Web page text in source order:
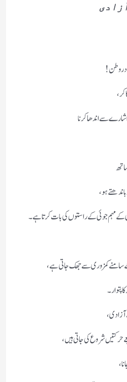
وطن!
سے اندھا کرنا
ہو،
کے مہم جوئی کے راستوں کی بات کرتا ہے۔
سامنے کمزوری سے جھک جاتی ہے،
پتوار۔
آزادی،
شروع کی جاتی ہیں،